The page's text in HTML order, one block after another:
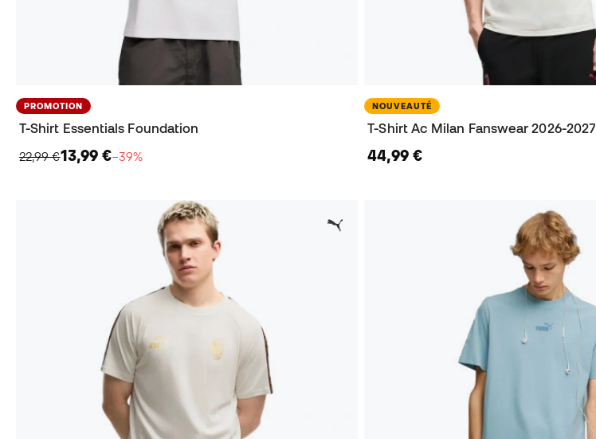
PROMOTION
T-Shirt Essentials Foundation
22,99 €13,99 €−39%
NOUVEAUTÉ
T-Shirt Ac Milan Fanswear 2026-2027
44,99 €